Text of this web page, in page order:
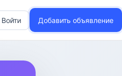
Войти Добавить объявление